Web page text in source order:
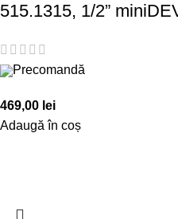
515.1315, 1/2”
Precomandă
469,00 lei
Adaugă în coș